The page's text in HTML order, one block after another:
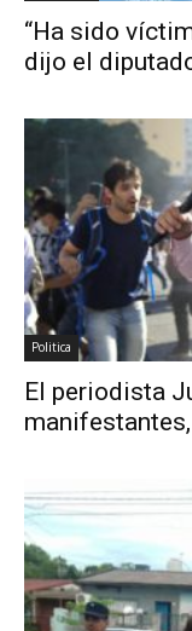
“Ha sido
dijo el
Politica
El periodista